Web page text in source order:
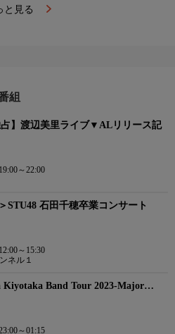
と見る
組
占】渡辺美里ライブ▼ALリリース記
～22:00
STU48 石田千穂卒業コンサート
～15:30
ネル１
Kiyotaka Band Tour 2023-Major…
～01:15